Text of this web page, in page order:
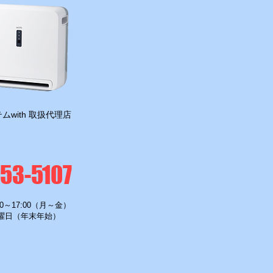
with 取扱代理店
5107
17:00（月～金）
日（年末年始）